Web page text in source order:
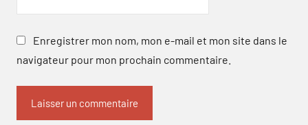
Enregistrer mon nom, mon e-mail et mon site dans le
navigateur pour mon prochain commentaire.